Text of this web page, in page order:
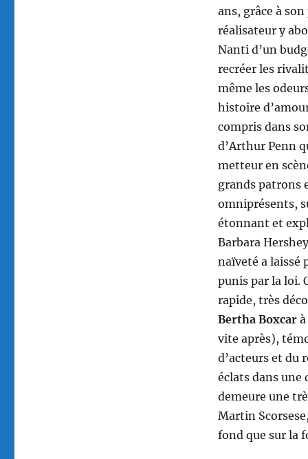
ans, grâce à
réalisateur y
Nanti d’un
recréer les
même les
histoire
compris dans
d’Arthur Penn
metteur en
grands patrons
omniprésents,
étonnant et
Barbara
naïveté a laissé
punis par la loi.
rapide, très
Bertha Boxcar
vite après),
d’acteurs et du
éclats dans une
demeure une
Martin
fond que sur la